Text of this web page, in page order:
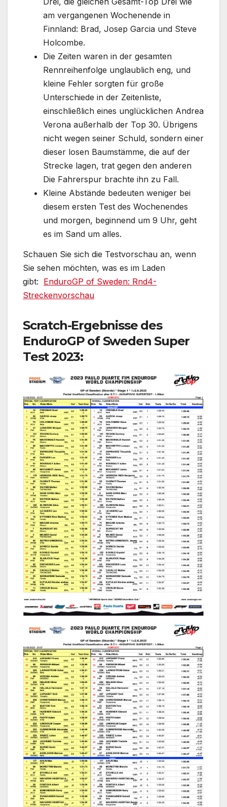
am vergangenen Wochenende in
Finnland: Brad, Josep Garcia und Steve
Holcombe.
Die Zeiten waren in der gesamten
Rennreihenfolge unglaublich eng, und
kleine Fehler sorgten für große
Unterschiede in der Zeitenliste,
einschließlich eines unglücklichen Andrea
Verona außerhalb der Top 30. Übrigens
nicht wegen seiner Schuld, sondern einer
dieser losen Baumstämme, die auf der
Strecke lagen, trat gegen den anderen
Die Fahrerspur brachte ihn zu Fall.
Kleine Abstände bedeuten weniger bei
diesem ersten Test des Wochenendes
und morgen, beginnend um 9 Uhr, geht
es im Sand um alles.
Schauen Sie sich die Testvorschau an, wenn
Sie sehen möchten, was es im Laden
gibt: EnduroGP of Sweden: Rnd4-
Streckenvorschau
Scratch-Ergebnisse des
EnduroGP of Sweden Super
Test 2023: